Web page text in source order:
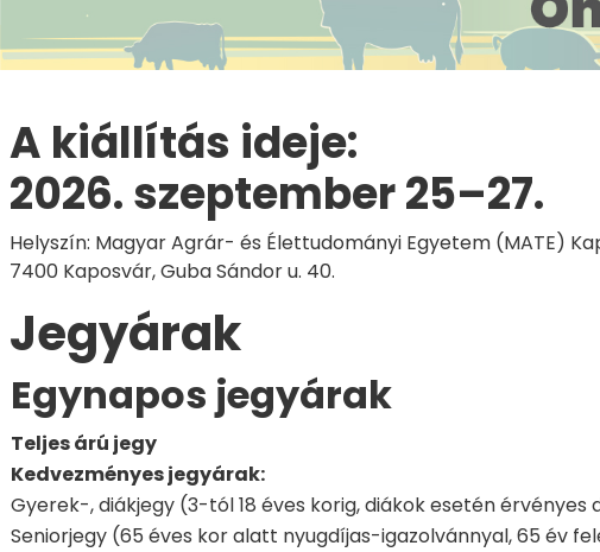
A kiállítás ideje:
2026. szeptember 25–27.
Helyszín: Magyar Agrár- és Élettudományi Egyetem (MATE)
7400 Kaposvár, Guba Sándor u. 40.
Jegyárak
Egynapos jegyárak
Teljes árú jegy
Kedvezményes jegyárak:
Gyerek-, diákjegy (3-tól 18 éves korig, diákok esetén érvényes
Seniorjegy (65 éves kor alatt nyugdíjas-igazolvánnyal, 65 év